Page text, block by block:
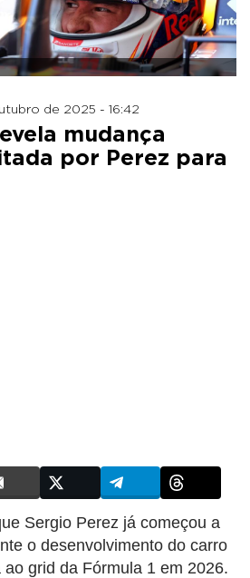
de 2025 - 16:42
mudança
por Perez para
Sergio Perez já começou a
o desenvolvimento do carro
grid da Fórmula 1 em 2026.